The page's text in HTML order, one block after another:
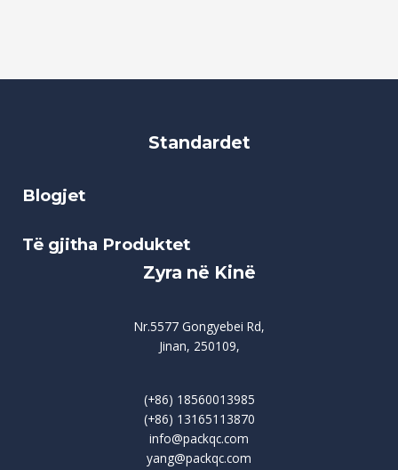
Standardet
Blogjet
Të gjitha Produktet
Zyra në Kinë
Nr.5577 Gongyebei Rd,
Jinan, 250109,
(+86) 18560013985
(+86) 13165113870
info@packqc.com
yang@packqc.com